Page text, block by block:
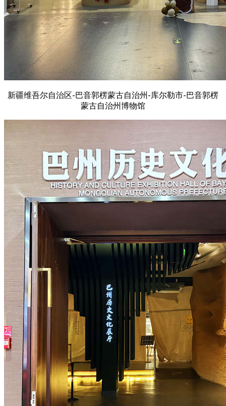
新疆维吾尔自治区-巴音郭楞蒙古自治州-库尔勒市-巴音郭楞
蒙古自治州博物馆